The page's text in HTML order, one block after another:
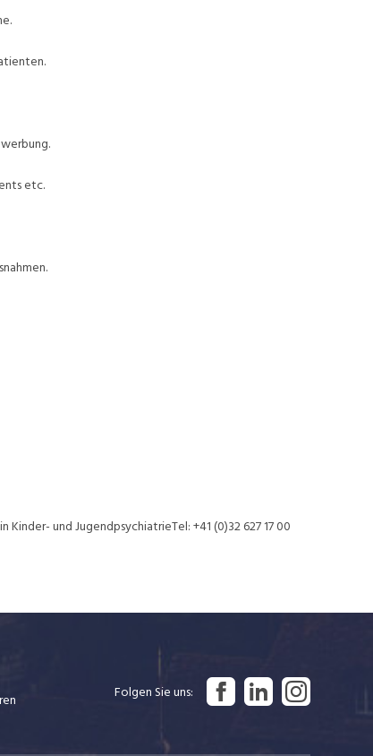
etc.
und JugendpsychiatrieTel: +41 (0)32 627 17 00
Folgen Sie uns